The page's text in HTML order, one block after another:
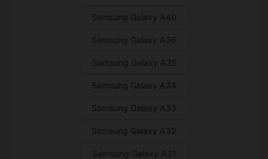
Samsung Galaxy A40
Samsung Galaxy A36
Samsung Galaxy A35
Samsung Galaxy A34
Samsung Galaxy A33
Samsung Galaxy A32
Samsung Galaxy A31